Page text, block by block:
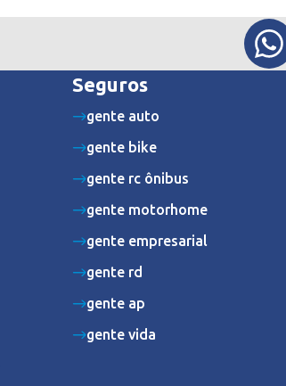
Seguros
gente auto
gente bike
gente rc ônibus
gente motorhome
gente empresarial
gente rd
gente ap
gente vida